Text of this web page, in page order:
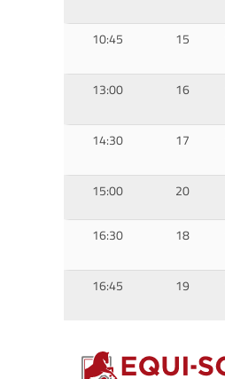
10:45 15
13:00 16
14:30 17
15:00 20
16:30 18
16:45 19